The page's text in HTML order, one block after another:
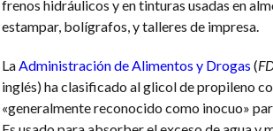
frenos hidráulicos y en tinturas usadas en
estampar, bolígrafos, y talleres de impresa.
LaAdministración de Alimentos y Drogas (
inglés) ha clasificado al glicol de propileno
«generalmente reconocido como inocuo»